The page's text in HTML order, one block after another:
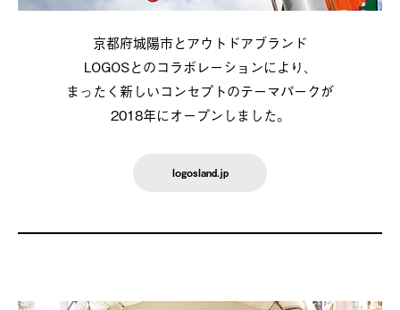
京都府城陽市とアウトドアブランド
LOGOSとのコラボレーションにより、
まったく新しいコンセプトのテーマパークが
2018年にオープンしました。
logosland.jp